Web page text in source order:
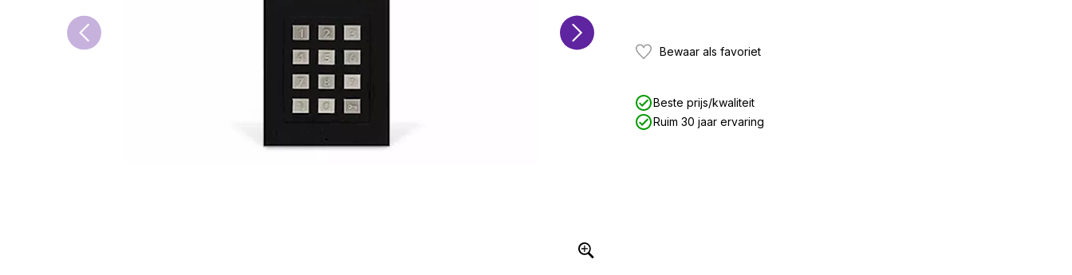
Bewaar als favoriet
Beste prijs/kwaliteit
Ruim 30 jaar ervaring